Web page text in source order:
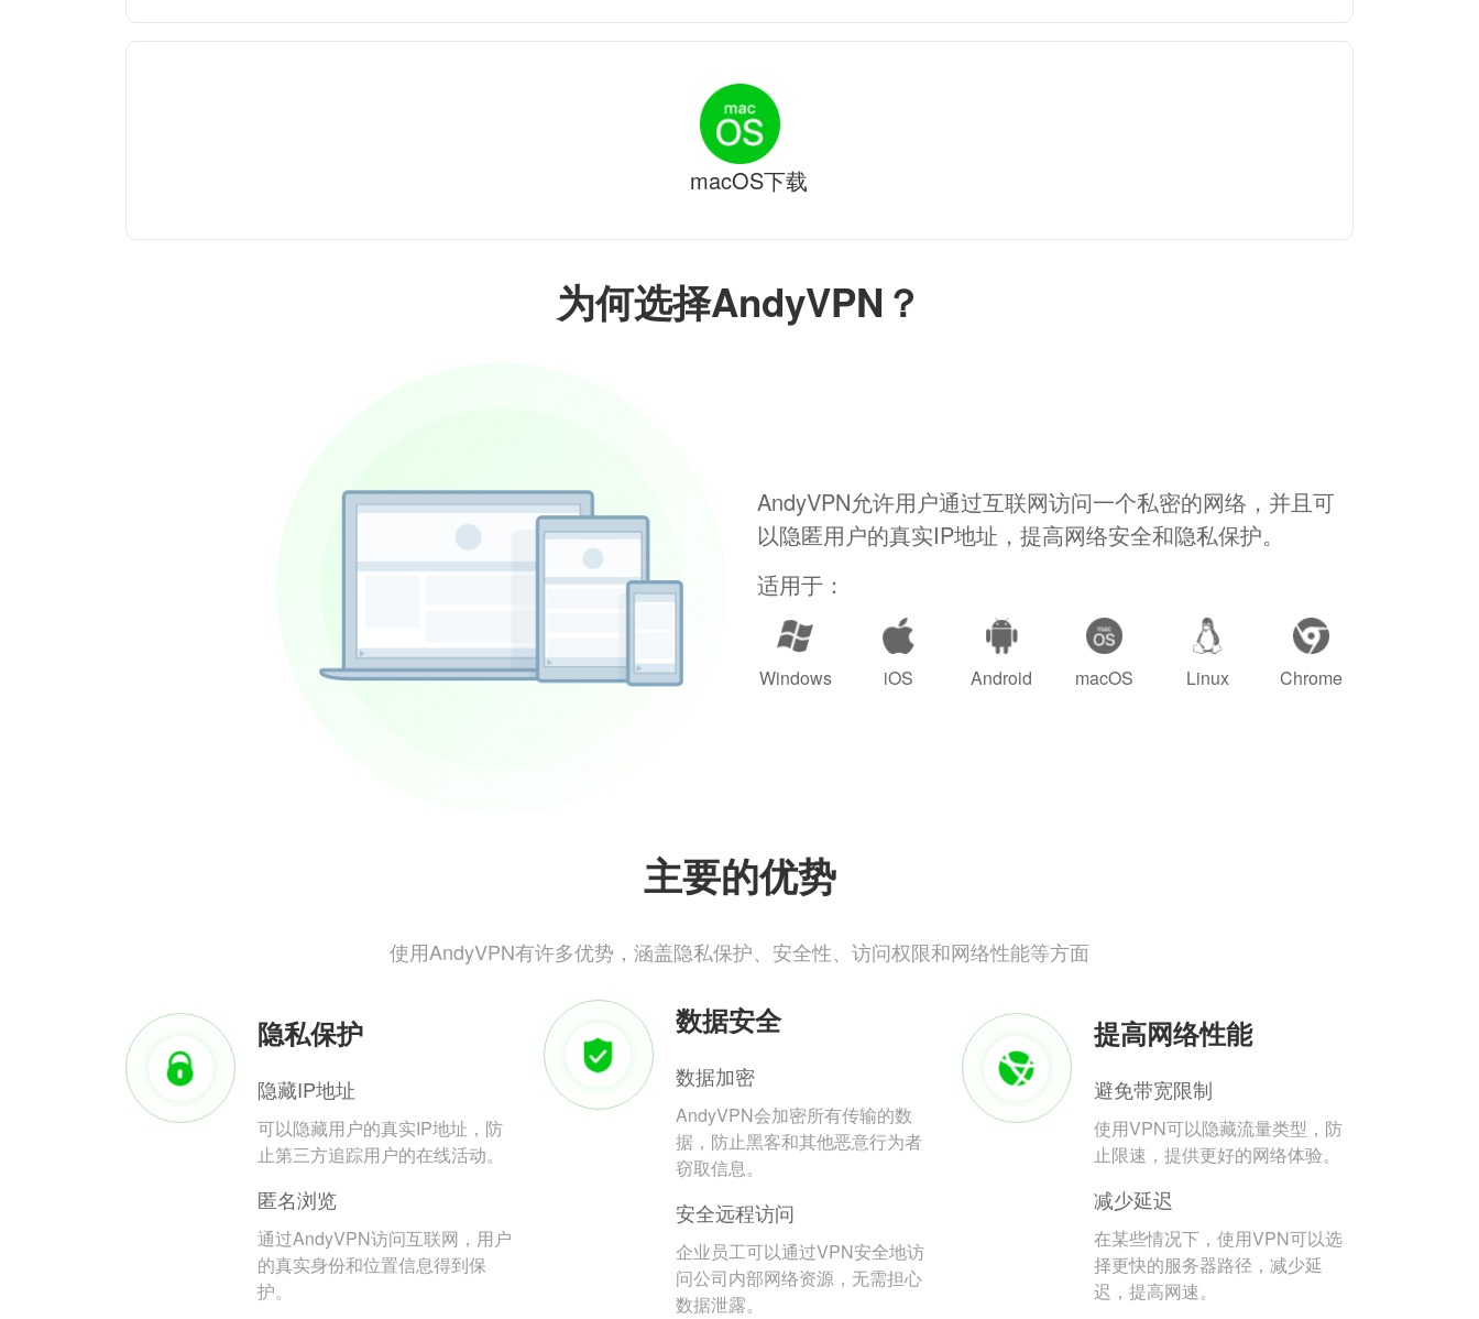
为何选择AndyVPN？
AndyVPN允许用户通过互联网访问一个私密的网络，并且可
以隐匿用户的真实IP地址，提高网络安全和隐私保护。
适用于：
Windows iOS Android macOS Linux Chrome
主要的优势
使用AndyVPN有许多优势，涵盖隐私保护、安全性、访问权限和网络性能等方面
隐私保护
隐藏IP地址
可以隐藏用户的真实IP地址，防
止第三方追踪用户的在线活动。
匿名浏览
通过AndyVPN访问互联网，用户
的真实身份和位置信息得到保
护。
数据安全
数据加密
AndyVPN会加密所有传输的数
据，防止黑客和其他恶意行为者
窃取信息。
安全远程访问
企业员工可以通过VPN安全地访
问公司内部网络资源，无需担心
数据泄露。
提高网络性能
避免带宽限制
使用VPN可以隐藏流量类型，防
止限速，提供更好的网络体验。
减少延迟
在某些情况下，使用VPN可以选
择更快的服务器路径，减少延
迟，提高网速。
macOS下载